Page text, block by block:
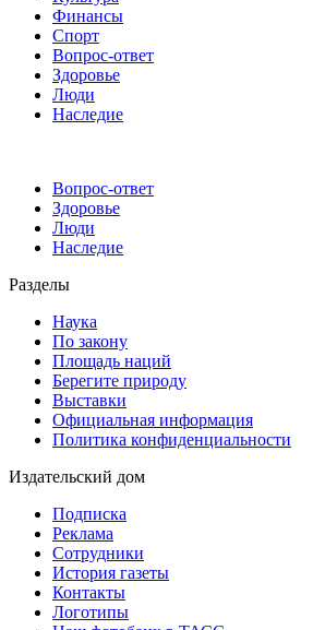
Финансы
Спорт
Вопрос-ответ
Здоровье
Люди
Наследие
Вопрос-ответ
Здоровье
Люди
Наследие
Разделы
Наука
По закону
Площадь наций
Берегите природу
Выставки
Официальная информация
Политика конфиденциальности
Издательский дом
Подписка
Реклама
Сотрудники
История газеты
Контакты
Логотипы